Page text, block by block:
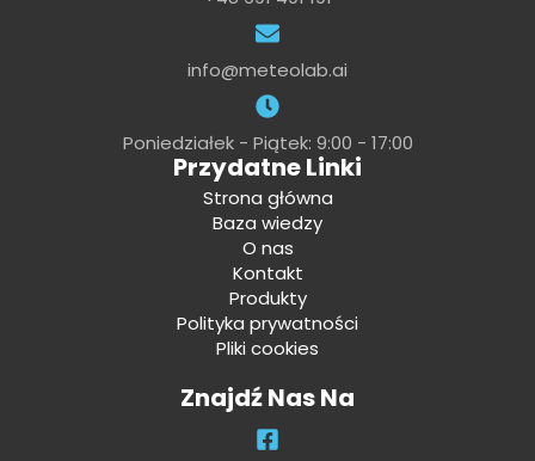
info@meteolab.ai
Poniedziałek - Piątek: 9:00 - 17:00
Przydatne Linki
Strona główna
Baza wiedzy
O nas
Kontakt
Produkty
Polityka prywatności
Pliki cookies
Znajdź Nas Na